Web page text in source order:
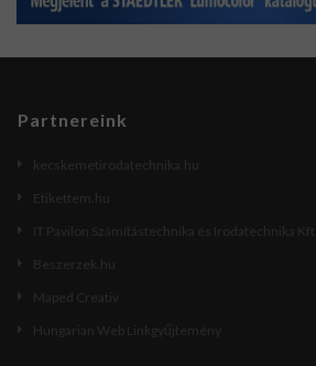
Partnereink
kecskemetirodatechnika.hu
Etikettem.hu
IT Pavilon Számítástechnika és Irodatechnika Kft.
Beszerzek.hu
Maped Creativ
Hungarian Web Linkgyűjtemény